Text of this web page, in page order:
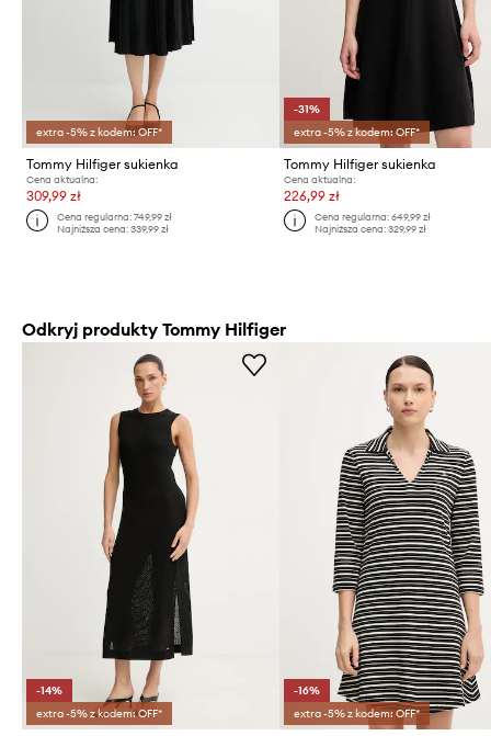
extra -5% z kodem: OFF*
Tommy Hilfiger sukienka
Cena aktualna:
309,99 zł
Cena regularna:749,99 zł
Najniższa cena:339,99 zł
-31%
extra -5% z kodem: OFF*
Tommy Hilfiger sukienka
Cena aktualna:
226,99 zł
Cena regularna: 649,99 zł
Najniższa cena: 329,99 zł
Odkryj produkty Tommy Hilfiger
-14%
extra -5% z kodem: OFF*
-16%
extra -5% z kodem: OFF*